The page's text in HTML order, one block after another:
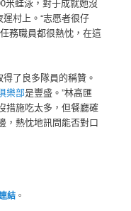
村上。“志愿者很仔
務職員都很熱忱，在這
了良多隊員的稱贊。
樂部是豐盛。”林高匯
措施吃太多，但餐廳確
，熱忱地訊問能否對口
結 。